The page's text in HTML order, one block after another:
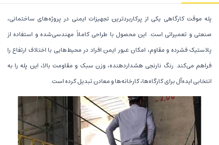
پله موقت کارگاهی یکی از پرکاربردترین تجهیزات ایمنی در پروژه‌های ساختمانی،
صنعتی و تعمیراتی است. این محصول با طراحی کاملاً مهندسی‌شده و استفاده از
پلاستیک فشرده و مقاوم، امکان عبور ایمن افراد در محیط‌هایی با اختلاف ارتفاع را
فراهم می‌کند. رنگ نارنجی هشداردهنده، وزن سبک و مقاومت بالا، این پله را به
انتخابی ایده‌آل برای کارگاه‌ها، کارخانه‌ها و معادن تبدیل کرده است.